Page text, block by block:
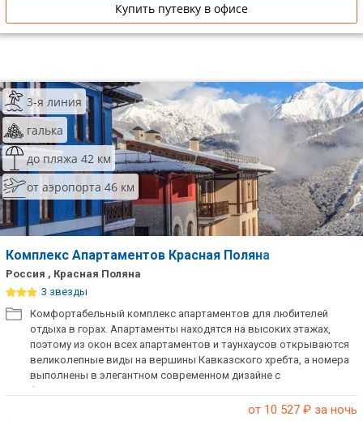
Купить путевку в офисе
3-я линия
галька
до пляжа 42 км
от аэропорта 46 км
Комплекс Апартаментов Красная Поляна
Россия , Красная Поляна
3 звезды
Комфортабельный комплекс апартаментов для любителей
отдыха в горах. Апартаменты находятся на высоких этажах,
поэтому из окон всех апартаментов и таунхаусов открываются
великолепные виды на вершины Кавказского хребта, а номера
выполнены в элегантном современном дизайне с
функциональной планировкой.
от 10 527 ₽ за ночь